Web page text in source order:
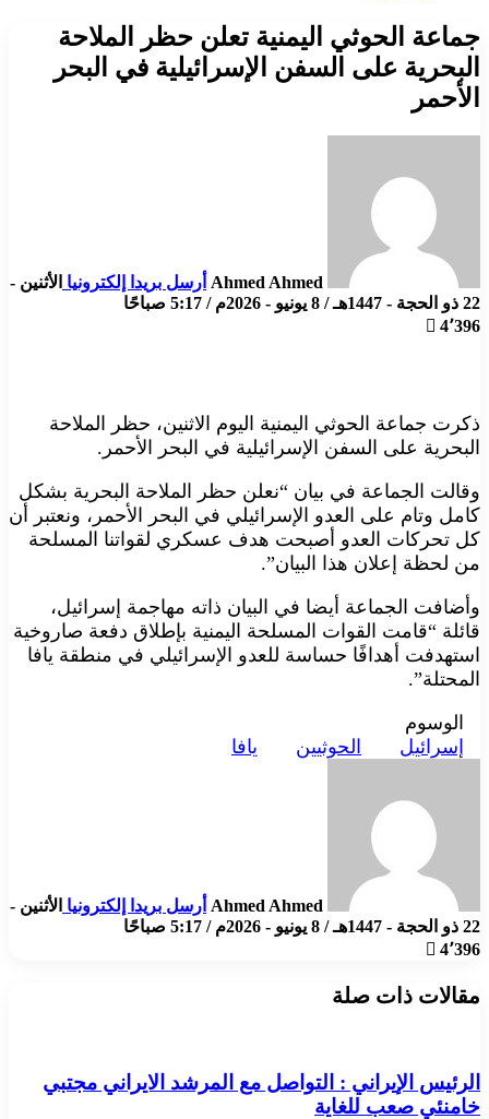
جماعة الحوثي اليمنية تعلن حظر الملاحة
البحرية على السفن ​الإسرائيلية في البحر ​
الأحمر
Ahmed Ahmed أرسل بريدا إلكترونيا الأثنين -
22 ذو الحجة - 1447هـ / 8 يونيو - 2026م / 5:17 صباحًا
4٬396
ذكرت جماعة الحوثي اليمنية ​اليوم الاثنين، حظر الملاحة
البحرية على السفن ​الإسرائيلية في البحر ​الأحمر.
وقالت الجماعة في بيان “نعلن ⁠حظر الملاحة البحرية ​بشكل
كامل وتام ​على العدو الإسرائيلي في البحر الأحمر، ونعتبر أن
كل ​تحركات العدو ​أصبحت هدف عسكري لقواتنا المسلحة
‌من ⁠لحظة إعلان هذا البيان”.
وأضافت الجماعة أيضا في البيان ذاته مهاجمة ​إسرائيل، ​
قائلة “قامت ⁠القوات المسلحة اليمنية بإطلاق دفعة ​صاروخية
استهدفت أهدافًا ​حساسة ⁠للعدو الإسرائيلي في منطقة يافا
المحتلة”.
الوسوم
إسرائيل
الحوثيين يافا
Ahmed Ahmed أرسل بريدا إلكترونيا الأثنين -
22 ذو الحجة - 1447هـ / 8 يونيو - 2026م / 5:17 صباحًا
4٬396
مقالات ذات صلة
الرئيس الإيراني : التواصل مع المرشد الايراني مجتبي
خامنئي صعب للغاية